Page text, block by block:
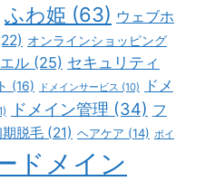
ふわ姫 (63) ウェブホ
オンラインショッピング
ル (25) セキュリティ
(16) ドメインサービス (10)
ドメ
ドメイン管理 (34) フ
脱毛 (21) ヘアケア (14) ボイ
ドメイン